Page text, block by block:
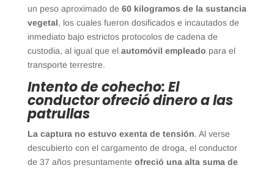
un peso aproximado de 60 kilogramos de la sustancia
vegetal, los cuales fueron dosificados e incautados de
inmediato bajo estrictos protocolos de cadena de
custodia, al igual que el automóvil empleado para el
transporte terrestre.
Intento de cohecho: El
conductor ofreció dinero a las
patrullas
La captura no estuvo exenta de tensión. Al verse
descubierto con el cargamento de droga, el conductor
de 37 años presuntamente ofreció una alta suma de